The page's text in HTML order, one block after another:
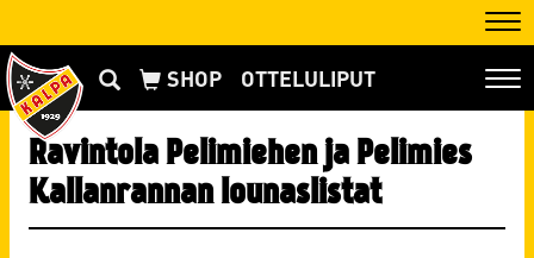
OTTELULIPUT
Ravintola Pelimiehen ja Pelimies
Kallanrannan lounaslistat